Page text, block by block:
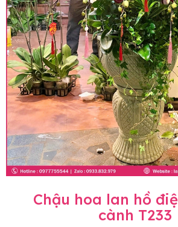
Chậu hoa lan hồ
cành T233